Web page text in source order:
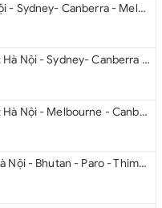
Du Lịch Úc 2026: Hà Nội - Sydney- Canberra - Melbourne - Hà Nội
Du Lịch Nước Úc 2026: Hà Nội - Sydney- Canberra - Melbourne - Hà Nội
Du Lịch Nước Úc 2026: Hà Nội - Melbourne - Canberra - Sydney - Hà Nội
Du lịch Bhutan 2026: Hà Nội - Bhutan - Paro - Thimphu - Punakha